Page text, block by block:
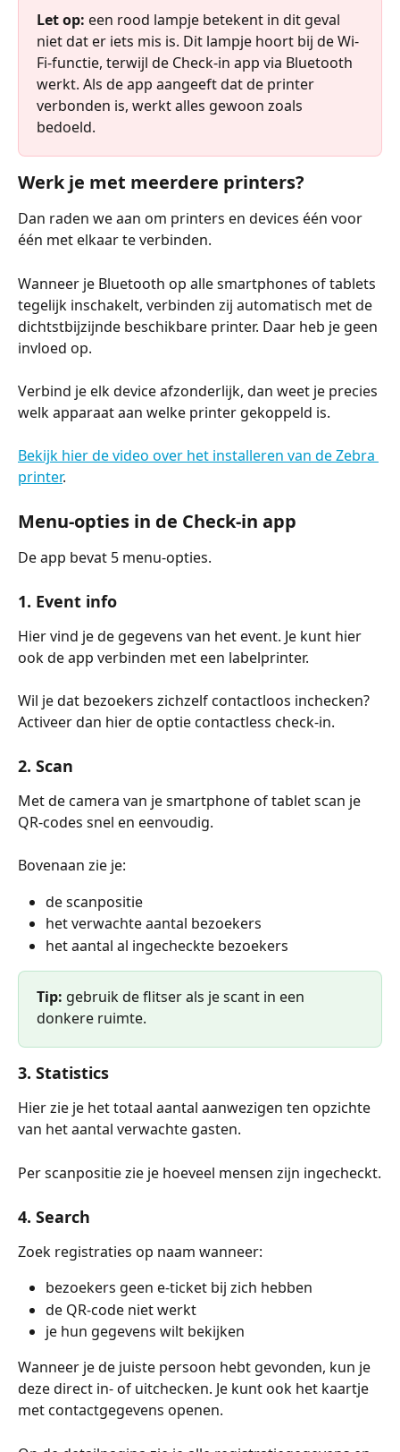
Let op: een rood lampje betekent in dit geval
niet dat er iets mis is. Dit lampje hoort bij de Wi-
Fi-functie, terwijl de Check-in app via Bluetooth
werkt. Als de app aangeeft dat de printer
verbonden is, werkt alles gewoon zoals
bedoeld.
Werk je met meerdere printers?
Dan raden we aan om printers en devices één voor
één met elkaar te verbinden.
Wanneer je Bluetooth op alle smartphones of tablets
tegelijk inschakelt, verbinden zij automatisch met de
dichtstbijzijnde beschikbare printer. Daar heb je geen
invloed op.
Verbind je elk device afzonderlijk, dan weet je precies
welk apparaat aan welke printer gekoppeld is.
Bekijk hier de video over het installeren van de Zebra
printer.
Menu-opties in de Check-in app
De app bevat 5 menu-opties.
1. Event info
Hier vind je de gegevens van het event. Je kunt hier
ook de app verbinden met een labelprinter.
Wil je dat bezoekers zichzelf contactloos inchecken?
Activeer dan hier de optie contactless check-in.
2. Scan
Met de camera van je smartphone of tablet scan je
QR-codes snel en eenvoudig.
Bovenaan zie je:
de scanpositie
het verwachte aantal bezoekers
het aantal al ingecheckte bezoekers
Tip: gebruik de flitser als je scant in een
donkere ruimte.
3. Statistics
Hier zie je het totaal aantal aanwezigen ten opzichte
van het aantal verwachte gasten.
Per scanpositie zie je hoeveel mensen zijn ingecheckt.
4. Search
Zoek registraties op naam wanneer:
bezoekers geen e-ticket bij zich hebben
de QR-code niet werkt
je hun gegevens wilt bekijken
Wanneer je de juiste persoon hebt gevonden, kun je
deze direct in- of uitchecken. Je kunt ook het kaartje
met contactgegevens openen.